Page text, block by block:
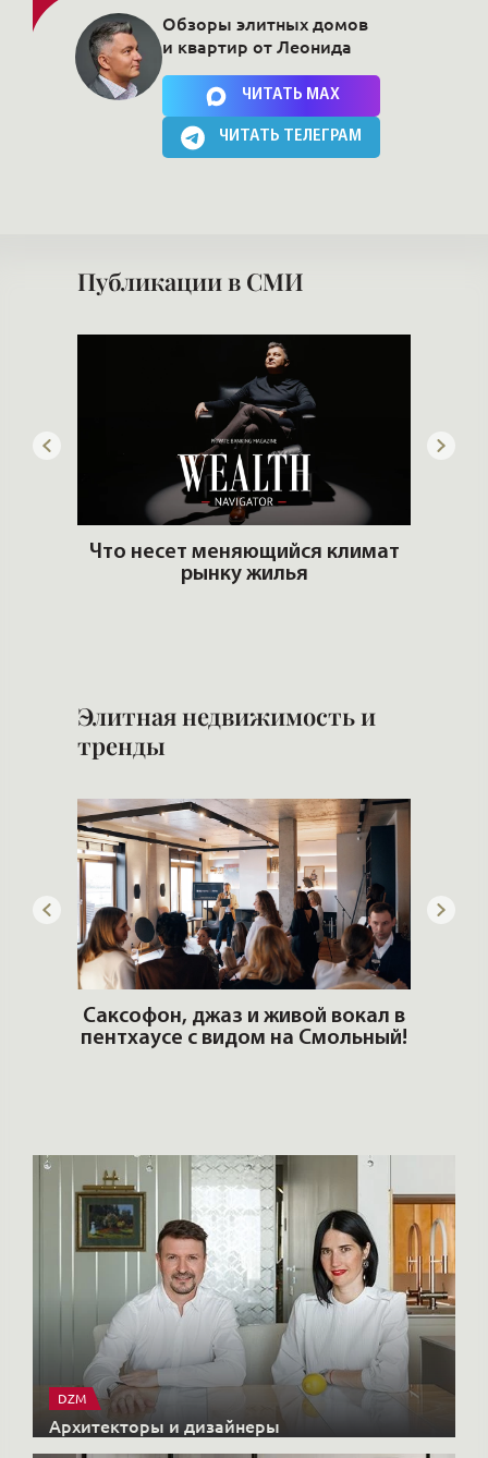
Нажимая на кнопку, Вы соглашаетесь c политикой сайта
Обзоры элитных домов
и квартир от Леонида
ЧИТАТЬ MAX
ЧИТАТЬ ТЕЛЕГРАМ
Публикации в СМИ
Что несет меняющийся климат
рынку жилья
Элитная недвижимость и
тренды
Саксофон, джаз и живой вокал в
пентхаусе с видом на Смольный!
DZM
Архитекторы и дизайнеры